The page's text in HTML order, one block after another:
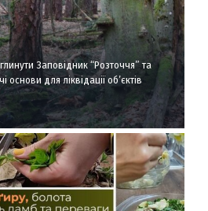
Заповідник “Розточчя” та
основи для ліквідації об’єктів